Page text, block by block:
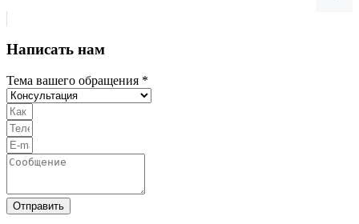
Написать нам
Тема вашего обращения *
Отправить